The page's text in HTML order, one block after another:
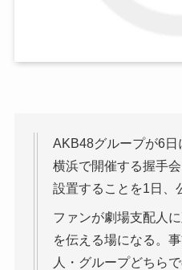
AKB48グループが6日
横浜で開催する握手
設置することを1日、
ファンが劇場支配人
を伝える場になる。
人・グループどちら